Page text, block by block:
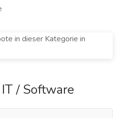
in dieser Kategorie in
/ Software